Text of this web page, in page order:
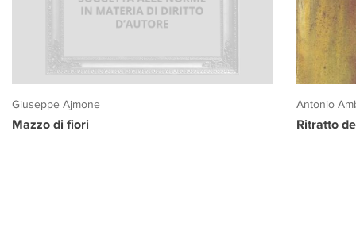
Giuseppe Ajmone
Mazzo di fiori
Antonio
Ritratto